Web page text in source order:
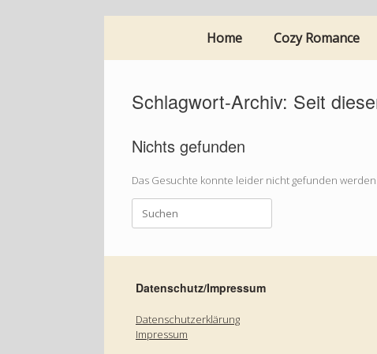
Home Cozy Romance
Schlagwort-Archiv: Seit
Nichts gefunden
Das Gesuchte konnte leider nicht gefunden
nach:
Datenschutz/Impressum
Datenschutzerklärung
Impressum